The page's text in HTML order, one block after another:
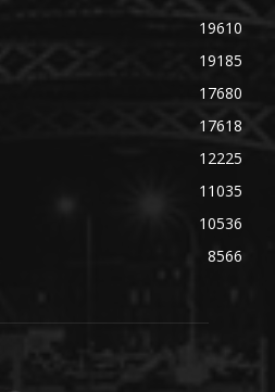
19610
19185
17680
17618
12225
11035
10536
8566